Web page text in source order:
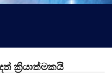
ක්‍රියාත්මකයි